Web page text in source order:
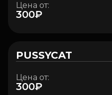
Цена от:
300₽
PUSSYCAT
Цена от:
300₽